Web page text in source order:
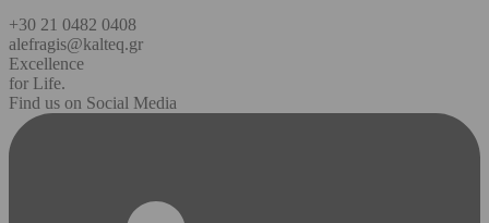
+30 21 0482 0408
alefragis@kalteq.gr
Excellence
for Life.
Find us on Social Media